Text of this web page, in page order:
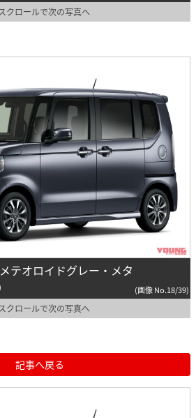
クロールで次の写真へ
テオロイドグレー・メタ
(画像 No.18/39)
クロールで次の写真へ
記事へ戻る